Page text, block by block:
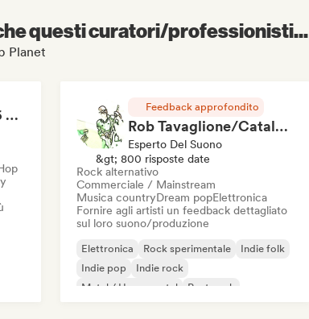
questi curatori/professionisti...
Planet
RAP FRANÇAIS 2026 🔥🇫🇷 (Way Records) Feedback approfondito
Rob Tavaglione/Catalyst Recording
Esperto Del Suono
&gt; 800 risposte date
Rock alternativo
Commerciale / Mainstream
Musica countryDream popElettronica
Fornire agli artisti un feedback dettagliato
sul loro suono/produzione
Elettronica Rock sperimentale
Indie folk
Indie pop
Indie rock
Metal / Heavy metal
Post punk